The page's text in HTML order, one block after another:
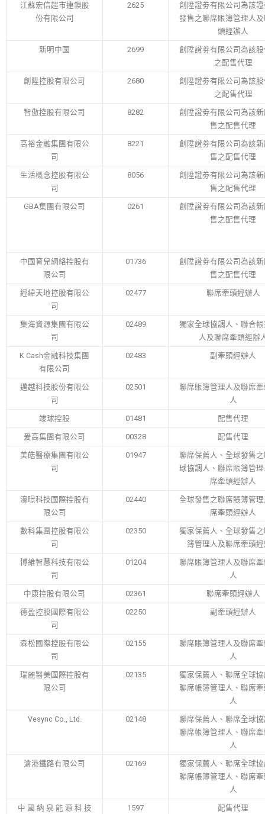
江蘇宏信超市連鎖股
份有限公司
2625
創陞證劵有限公司為該
發售之聯席賬簿管理人
頭經辦人
新明中國 2699
創陞證劵有限公司為該
之配售代理
創陞控股有限公司 2680
創陞證劵有限公司為該
之配售代理
智傲控股有限公司 8282
創陞證劵有限公司為該
售之配售代理
高裕金融集團有限公
司
8221
創陞證劵有限公司為該
售之配售代理
生活概念控股有限公
司
8056
創陞證劵有限公司為該
售之配售代理
GBA集團有限公司 0261
創陞證劵有限公司為該
售之配售代理
中國育兒網絡控股有
限公司
01736
創陞證劵有限公司為該
售之配售代理
經緯天地控股有限公
司
02477 聯席牽頭經辦人
集海資源集團有限公
司
02489
獨家全球協調人、聯合
人及聯席牽頭經辦
K Cash金融科技集團
有限公司
02483 副牽頭經辦人
邁越科技股份有限公
司
02501
聯席賬簿管理人及聯席
人
竣球控股 01481 配售代理
爰高集團有限公司 00328 配售代理
美皓醫療集團有限公
司
01947
聯席保薦人、全球發售
球協調人、聯席賬簿管
席牽頭經辦人
濠暻科技國際控股有
限公司
02440
全球發售之聯席賬簿管
席牽頭經辦人
數科集團控股有限公
司
02350
獨家保薦人、全球發售
簿管理人及聯席牽頭
博維智慧科技有限公
司
01204
聯席賬簿管理人及聯席
人
中康控股有限公司 02361 聯席牽頭經辦人
德盈控股國際有限公
司
02250 副牽頭經辦人
森松國際控股有限公
司
02155
聯席賬簿管理人及聯席
人
瑞麗醫美國際控股有
限公司
02135
獨家保薦人、聯席全球
聯席帳簿管理人、聯席
人
Vesync Co., Ltd. 02148
聯席保薦人、聯席全球
聯席帳簿管理人、聯席
人
滄港鐵路有限公司 02169
獨家保薦人、聯席全球
聯席帳簿管理人、聯席
人
中 國 納 泉 能 源 科 技
1597 配售代理